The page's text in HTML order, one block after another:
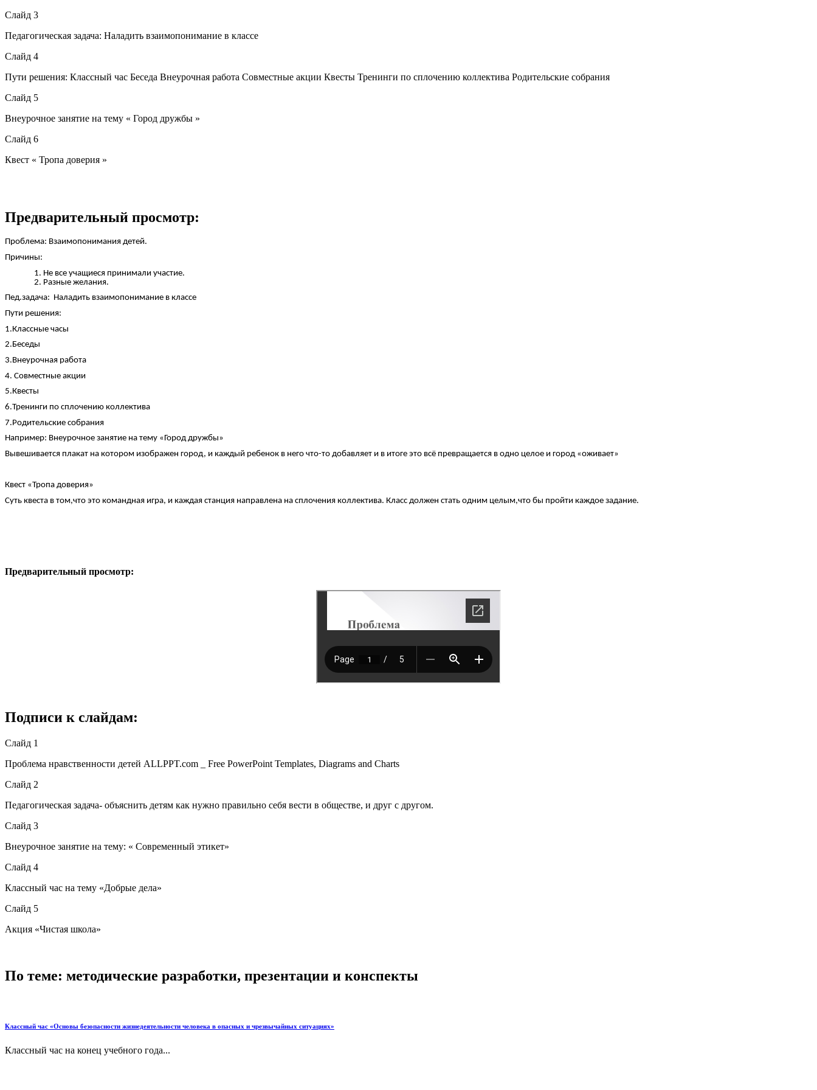
Слайд 3
Педагогическая задача: Наладить взаимопонимание в классе
Слайд 4
Пути решения: Классный час Беседа Внеурочная работа Совместные акции Квесты Тренинги по сплочению коллектива Родительские собрания
Слайд 5
Внеурочное занятие на тему « Город дружбы »
Слайд 6
Квест « Тропа доверия »
Предварительный просмотр:
Проблема: Взаимопонимания детей.
Причины:
Не все учащиеся принимали участие.
Разные желания.
Пед.задача: Наладить взаимопонимание в классе
Пути решения:
1.Классные часы
2.Беседы
3.Внеурочная работа
4. Совместные акции
5.Квесты
6.Тренинги по сплочению коллектива
7.Родительские собрания
Например: Внеурочное занятие на тему «Город дружбы»
Вывешивается плакат на котором изображен город, и каждый ребенок в него что-то добавляет и в итоге это всё превращается в одно целое и город «оживает»
Квест «Тропа доверия»
Суть квеста в том,что это командная игра, и каждая станция направлена на сплочения коллектива. Класс должен стать одним целым,что бы пройти каждое задание.
Предварительный просмотр:
Подписи к слайдам:
Слайд 1
Проблема нравственности детей ALLPPT.com _ Free PowerPoint Templates, Diagrams and Charts
Слайд 2
Педагогическая задача- объяснить детям как нужно правильно себя вести в обществе, и друг с другом.
Слайд 3
Внеурочное занятие на тему: « Современный этикет»
Слайд 4
Классный час на тему «Добрые дела»
Слайд 5
Акция «Чистая школа»
По теме: методические разработки, презентации и конспекты
Классный час «Основы безопасности жизнедеятельности человека в опасных и чрезвычайных ситуациях»
Классный час на конец учебного года...